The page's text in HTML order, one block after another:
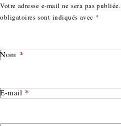
Votre adresse e-mail ne sera pas publiée.
obligatoires sont indiqués avec *
Nom*
E-mail*